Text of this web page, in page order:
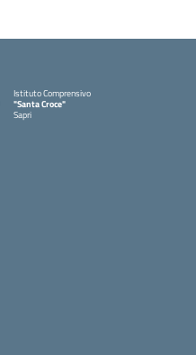
Istituto Comprensivo
"Santa Croce"
Sapri
— Visita la pagina iniziale della scuola